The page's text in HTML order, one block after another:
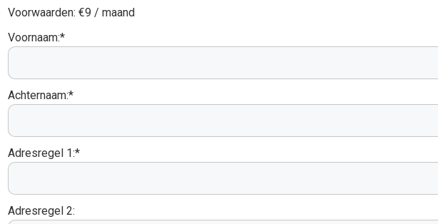
Voorwaarden: €9 / maand
Voornaam:*
Achternaam:*
Adresregel 1:*
Adresregel 2: